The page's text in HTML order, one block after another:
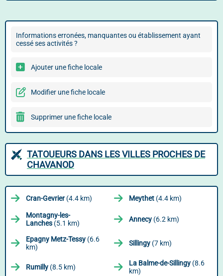
Informations erronées, manquantes ou établissement ayant
cessé ses activités ?
Ajouter une fiche locale
Modifier une fiche locale
Supprimer une fiche locale
TATOUEURS DANS LES VILLES PROCHES DE
CHAVANOD
Cran-Gevrier(4.4 km) Meythet (4.4 km)
Montagny-les-
Lanches (5.1 km) Annecy (6.2 km)
Epagny Metz-Tessy (6.6
km)
Sillingy (7 km)
Rumilly (8.5 km) La Balme-de-Sillingy (8.6
km)